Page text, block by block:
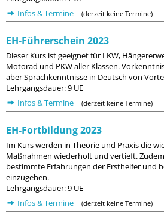
Infos & Termine
(derzeit keine Termine)
EH-Führerschein 2023
Dieser Kurs ist geeignet für LKW,
Motorad und PKW aller Klassen.
aber Sprachkenntnisse in Deutsch von
Lehrgangsdauer: 9 UE
Infos & Termine
(derzeit keine Termine)
EH-Fortbildung 2023
Im Kurs werden in Theorie und Praxis die
Maßnahmen wiederholt und vertieft.
bestimmte Erfahrungen der Ersthelfer und
einzugehen.
Lehrgangsdauer: 9 UE
Infos & Termine
(derzeit keine Termine)